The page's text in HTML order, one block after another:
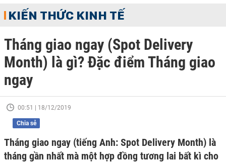
KIẾN THỨC KINH TẾ
Tháng giao ngay (Spot Delivery
Month) là gì? Đặc điểm Tháng giao
ngay
00:51 | 18/12/2019
Chia sẻ
Tháng giao ngay (tiếng Anh: Spot Delivery Month) là
tháng gần nhất mà một hợp đồng tương lai bất kì cho